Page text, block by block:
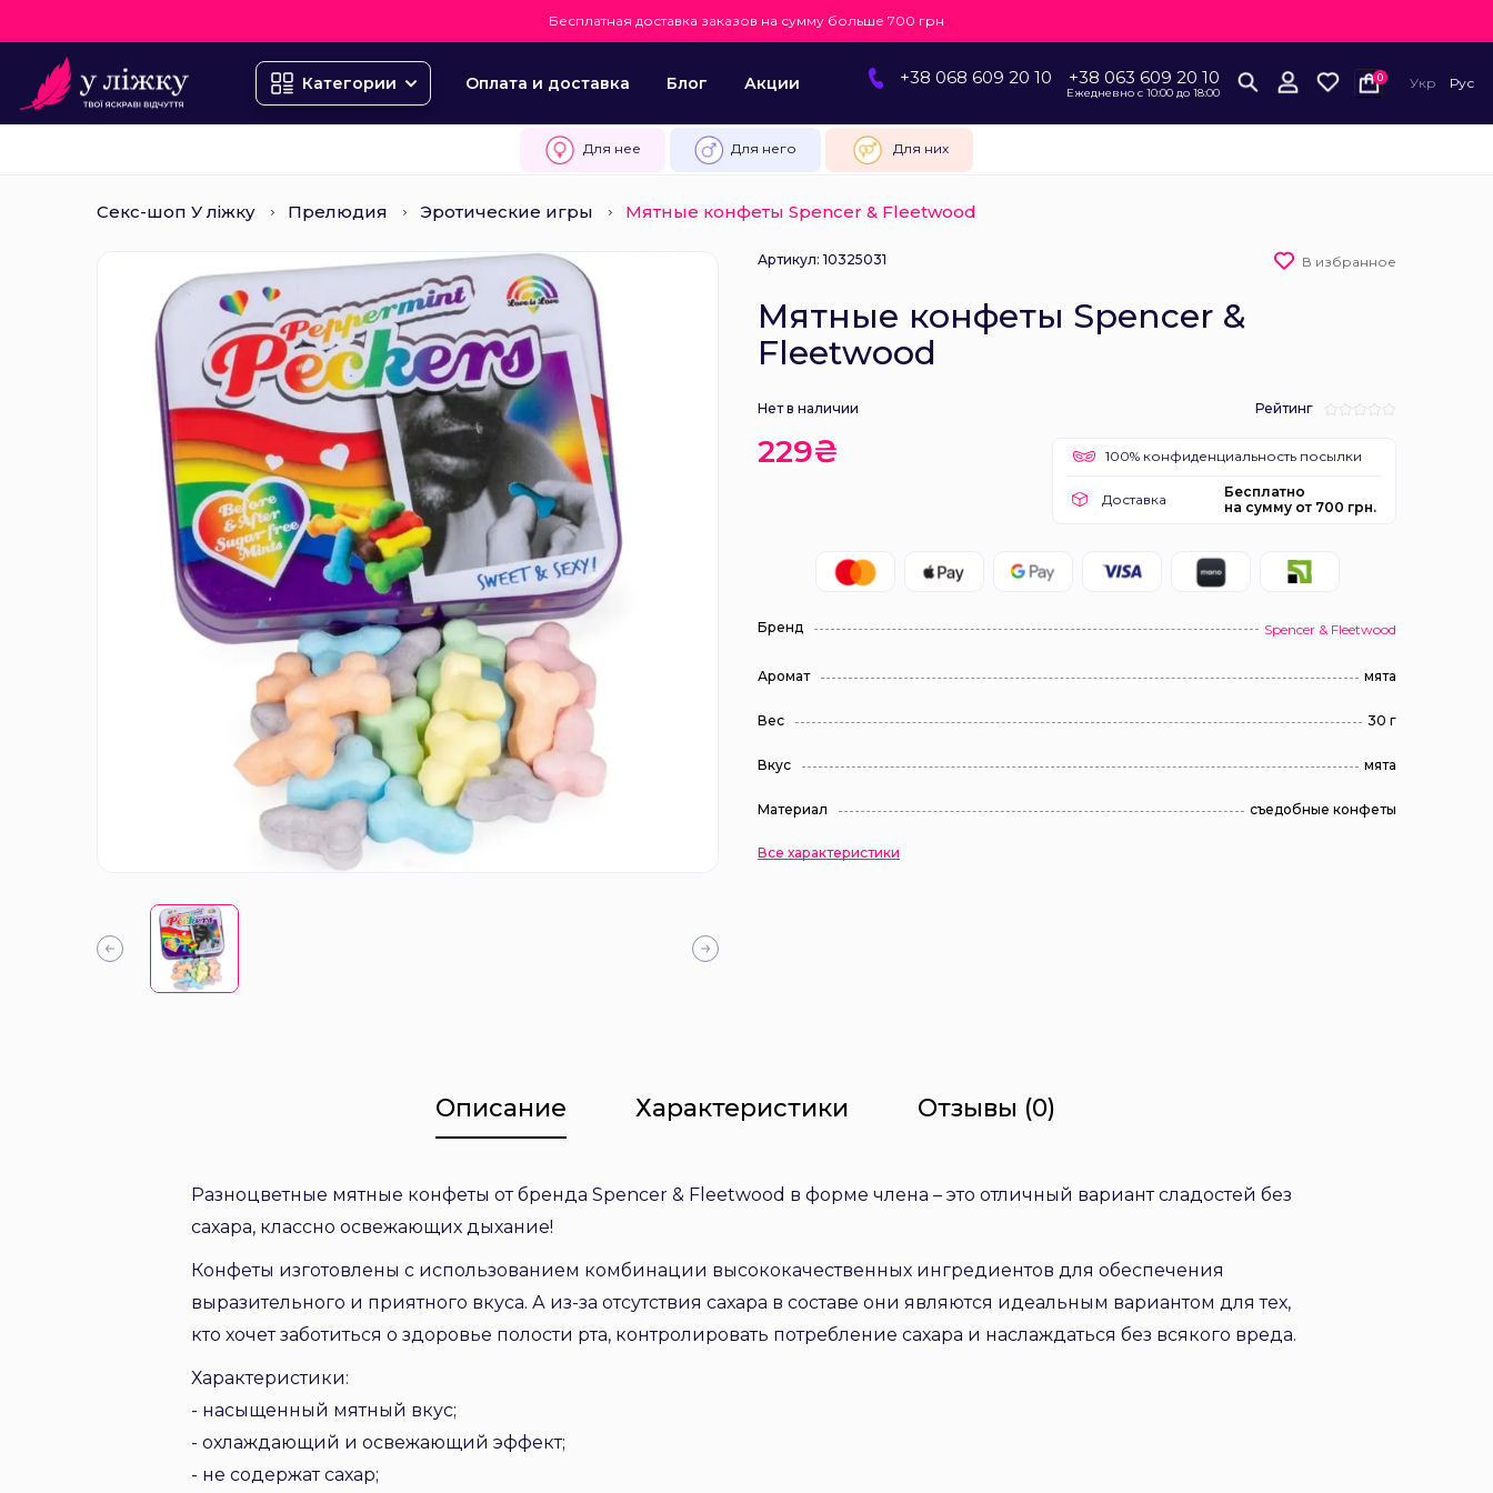
Бесплатная доставка заказов на сумму больше 700 грн
Категории Оплата и доставка Блог Акции +38 068 609 20 10 +38 063 609 20 10
Ежедневно с 10:00 до 18:00
0 Укр Рус
Для нее Для него Для них
Секс-шоп У ліжку Прелюдия Эротические игры Мятные конфеты Spencer & Fleetwood
Артикул: 10325031 В избранное
Мятные конфеты Spencer &
Fleetwood
Нет в наличии Рейтинг
229₴ 100% конфиденциальность посылки
Доставка
Бесплатно
на сумму от 700 грн.
Бренд Spencer & Fleetwood
Аромат мята
Вес 30 г
Вкус мята
Материал съедобные конфеты
Все характеристики
Описание Характеристики Отзывы (0)
Разноцветные мятные конфеты от бренда Spencer & Fleetwood в форме члена – это отличный вариант сладостей без
сахара, классно освежающих дыхание!
Конфеты изготовлены с использованием комбинации высококачественных ингредиентов для обеспечения
выразительного и приятного вкуса. А из-за отсутствия сахара в составе они являются идеальным вариантом для тех,
кто хочет заботиться о здоровье полости рта, контролировать потребление сахара и наслаждаться без всякого вреда.
Характеристики:
- насыщенный мятный вкус;
- охлаждающий и освежающий эффект;
- не содержат сахар;